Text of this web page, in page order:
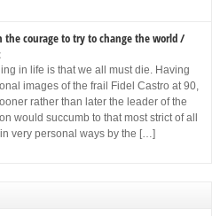
the courage to try to change the world /
in life is that we all must die. Having
images of the frail Fidel Castro at 90,
rather than later the leader of the
would succumb to that most strict of all
very personal ways by the […]